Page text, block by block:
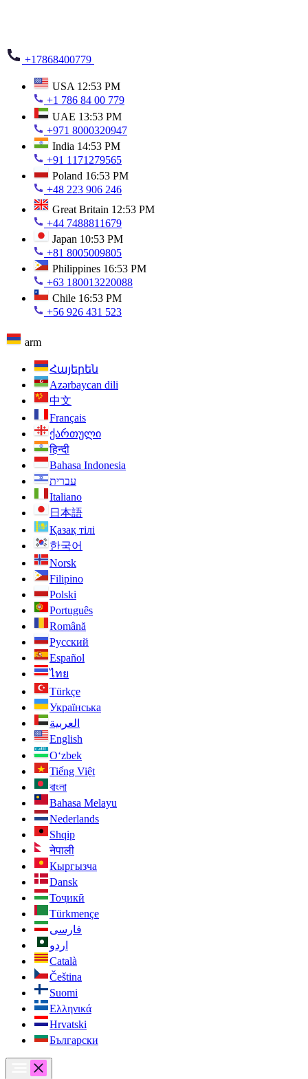
+17868400779
USA 12:53 PM
+1 786 84 00 779
UAE 13:53 PM
+971 8000320947
India 14:53 PM
+91 1171279565
Poland 16:53 PM
+48 223 906 246
Great Britain 12:53 PM
+44 7488811679
Japan 10:53 PM
+81 8005009805
Philippines 16:53 PM
+63 180013220088
Chile 16:53 PM
+56 926 431 523
arm
Հայերեն
Azərbaycan dili
中文
Français
ქართული
हिन्दी
Bahasa Indonesia
עברית
Italiano
日本語
Қазақ тілі
한국어
Norsk
Filipino
Polski
Português
Română
Русский
Español
ไทย
Türkçe
Українська
العربية
English
O‘zbek
Tiếng Việt
বাংলা
Bahasa Melayu
Nederlands
Shqip
नेपाली
Кыргызча
Dansk
Тоҷикӣ
Türkmençe
فارسی
اردو
Català
Čeština
Suomi
Ελληνικά
Hrvatski
Български